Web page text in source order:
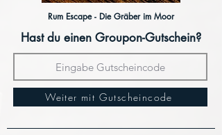
Rum Escape - Die Gräber im Moor
Hast du einen Groupon-Gutschein?
Weiter mit Gutscheincode